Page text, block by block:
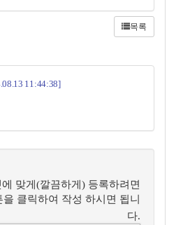
목록
11:44:38]
맞게(깔끔하게) 등록하려면
을 클릭하여 작성 하시면 됩니
다.